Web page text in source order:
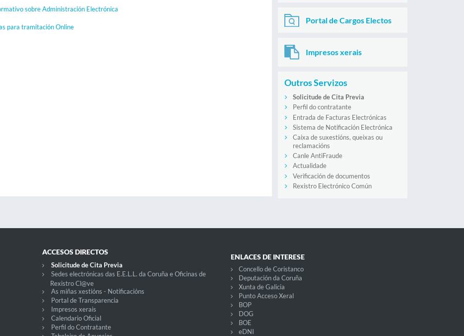
sobre Administración Electrónica
para tramitación Online
Portal de Cargos Electos
Impresos xerais
Outros Servizos
Solicitude de Cita Previa
Perfil do contratante
Entrada de Facturas Electrónicas
Sistema de Notificación Electrónica
Caixa de suxestións, queixas ou
reclamacións
Canle AntiFraude
Actualidade
Verificación de documentos
Rexistro Electrónico Común
ACCESOS DIRECTOS
Solicitude de Cita Previa
Sedes electrónicas das E.E.L.L. da Coruña e Oficinas de
Rexistro Cl@ve
As miñas xestións - Notificacións
Portal de Transparencia
Impresos xerais
Calendario Oficial
Perfil do Contratante
ENLACES DE INTERESE
Concello de Coristanco
Deputación da Coruña
Xunta de Galicia
Punto Acceso Xeral
BOP
DOG
BOE
eDNI